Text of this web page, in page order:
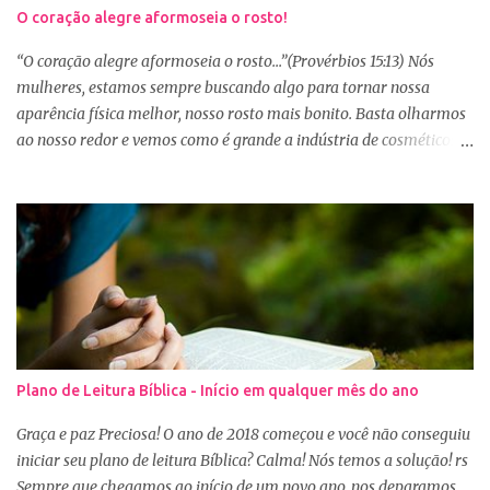
O coração alegre aformoseia o rosto!
“O coração alegre aformoseia o rosto...”(Provérbios 15:13) Nós
mulheres, estamos sempre buscando algo para tornar nossa
aparência física melhor, nosso rosto mais bonito. Basta olharmos
ao nosso redor e vemos como é grande a indústria de cosméticos e
se maquiar e testam produtos. Não é errado gostar de se cuidar e
buscar conhecimento de como ficar mais bonita e atraente. Eu
também gosto de maquiagem e dicas de beleza, no entanto,
precisamos cuidar primeiramente da nossa beleza interior. A
verdade é que, muitas de nós buscamos de forma desenfreada
ficarmos mais bonitas por fora tentando nos afirmar, e mostrar
que temos algum valor, porque nossos corações estão cheios de
amargura e traumas causados por situações que vivenciamos. O
Sábio rei Salomão nós dá uma dica de beleza no livro de
Provérbios dizendo que o coração alegre aformoseia o rosto. A
alegr...
Plano de Leitura Bíblica - Início em qualquer mês do ano
Graça e paz Preciosa! O ano de 2018 começou e você não conseguiu
iniciar seu plano de leitura Bíblica? Calma! Nós temos a solução! rs